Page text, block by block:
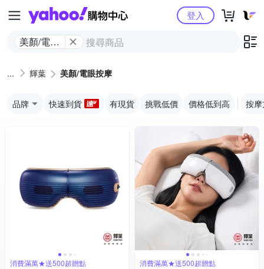
Yahoo購物中心
美顏/電眼
登入
輝葉 美顏/電眼按摩
品牌 快速到貨 有現貨 挑戰低價 價格低到高 按
消費滿萬★送500超贈點 消費滿萬★送500超贈點